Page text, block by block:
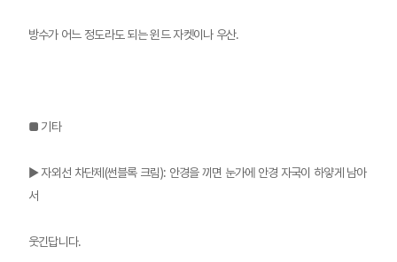
방수가 어느 정도라도 되는 윈드 자켓이나 우산.
■ 기타
▶ 자외선 차단제(썬블록 크림): 안경을 끼면 눈가에 안경 자국이 하얗게 남아
서
웃긴답니다.